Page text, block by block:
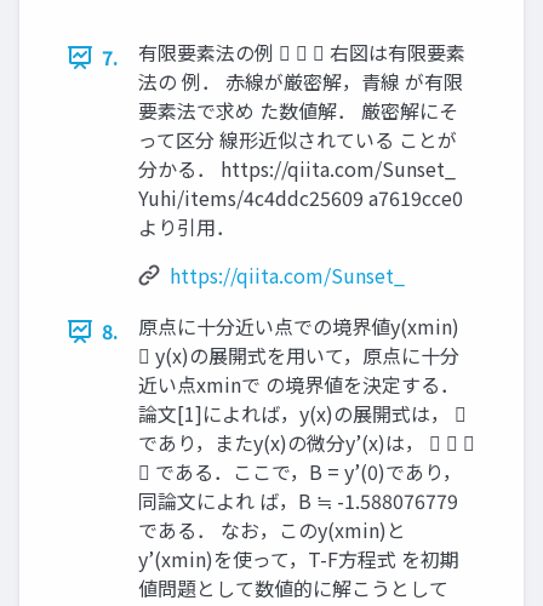
7.
有限要素法の例    右図は有限要素
法の 例． 赤線が厳密解，青線 が有限
要素法で求め た数値解． 厳密解にそ
って区分 線形近似されている ことが
分かる． https://qiita.com/Sunset_
Yuhi/items/4c4ddc25609 a7619cce0
より引用．
https://qiita.com/Sunset_
8.
原点に十分近い点での境界値y(xmin)
 y(x)の展開式を用いて，原点に十分
近い点xminで の境界値を決定する．
論文[1]によれば，y(x)の展開式は， 
であり，またy(x)の微分y’(x)は，   
 である．ここで，B = y’(0)であり，
同論文によれ ば，B ≒ -1.588076779
である． なお，このy(xmin)と
y’(xmin)を使って，T-F方程式 を初期
値問題として数値的に解こうとして